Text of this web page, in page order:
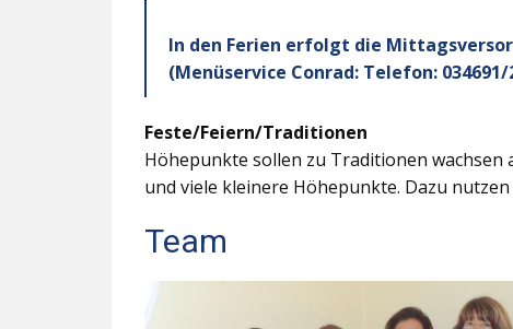
In den Ferien erfolgt die
(Menüservice Conrad: Telefon: 034691/
Feste/Feiern/Traditionen
Höhepunkte sollen zu Traditionen wachsen
und viele kleinere Höhepunkte. Dazu
Team